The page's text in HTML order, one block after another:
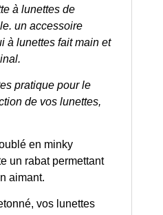
à lunettes de
un accessoire
à lunettes fait main et
pratique pour le
de vos lunettes,
en minky
un rabat permettant
aimant.
vos lunettes